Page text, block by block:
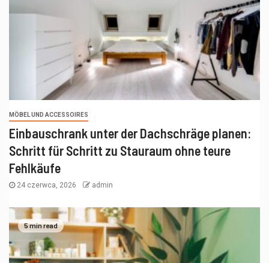
MÖBEL UND ACCESSOIRES
Einbauschrank unter der Dachschräge planen:
Schritt für Schritt zu Stauraum ohne teure
Fehlkäufe
24 czerwca, 2026 admin
5 min read